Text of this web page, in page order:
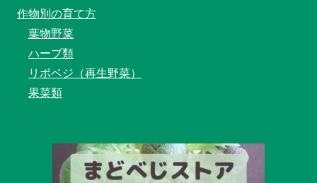
作物別の育て方
葉物野菜
ハーブ類
リボベジ（再生野菜）
果菜類